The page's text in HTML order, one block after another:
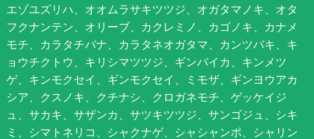
エゾユズリハ、オオムラサキツツジ、オガタマノキ、オタ
フクナンテン、オリーブ、カクレミノ、カゴノキ、カナメ
モチ、カラタチバナ、カラタネオガタマ、カンツバキ、キ
ョウチクトウ、キリシマツツジ、ギンバイカ、キンメツ
ゲ、キンモクセイ、ギンモクセイ、ミモザ、ギンヨウアカ
シア、クスノキ、クチナシ、クロガネモチ、ゲッケイジ
ュ、サカキ、サザンカ、サツキツツジ、サンゴジュ、シキ
ミ、シマトネリコ、シャクナゲ、シャシャンポ、シャリン